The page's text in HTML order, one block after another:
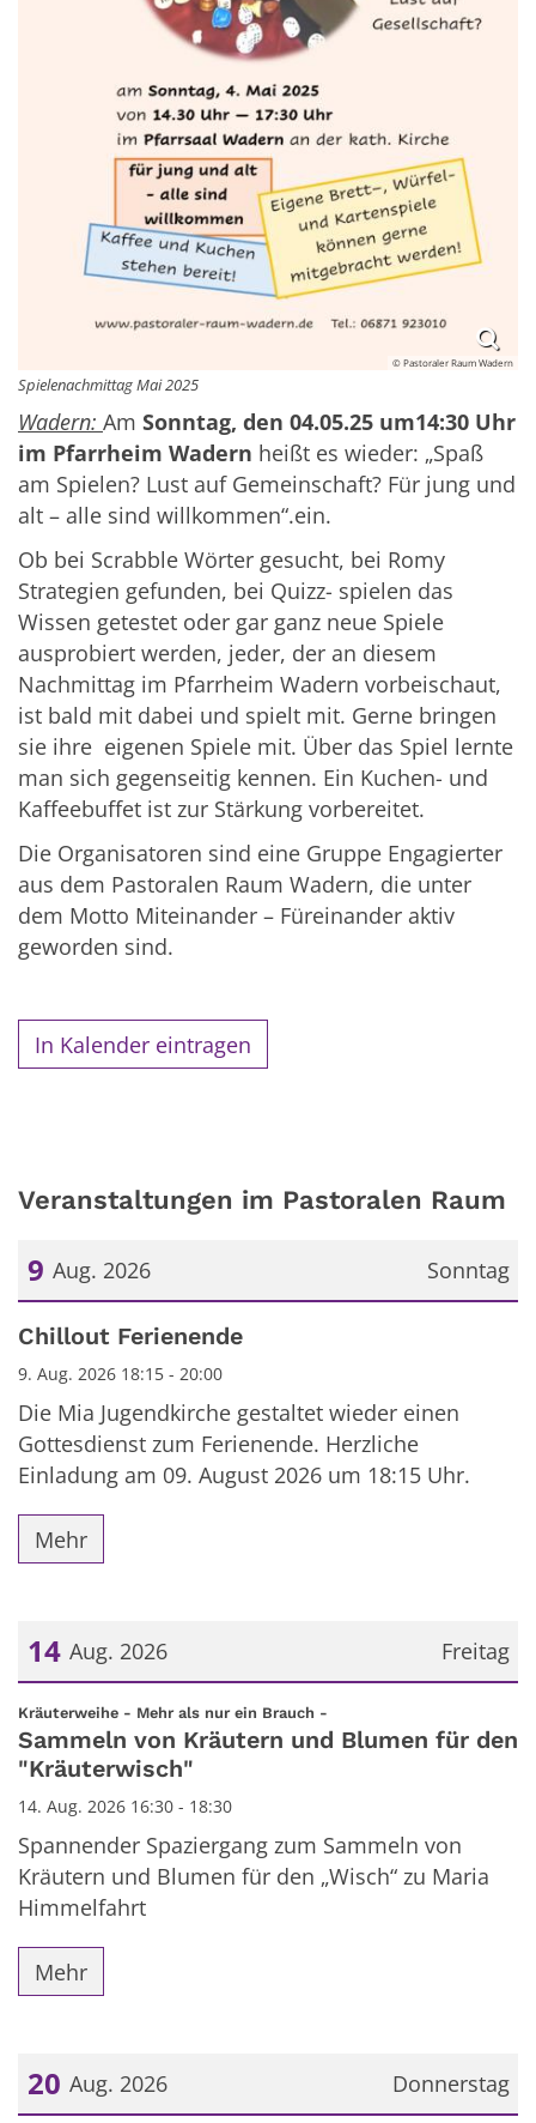
© Pastoraler Raum Wadern
Spielenachmittag Mai 2025
Wadern: Am Sonntag, den 04.05.25 um14:30 Uhr
im Pfarrheim Wadern heißt es wieder: „Spaß
am Spielen? Lust auf Gemeinschaft? Für jung und
alt – alle sind willkommen“.ein.
Ob bei Scrabble Wörter gesucht, bei Romy
Strategien gefunden, bei Quizz- spielen das
Wissen getestet oder gar ganz neue Spiele
ausprobiert werden, jeder, der an diesem
Nachmittag im Pfarrheim Wadern vorbeischaut,
ist bald mit dabei und spielt mit. Gerne bringen
sie ihre eigenen Spiele mit. Über das Spiel lernte
man sich gegenseitig kennen. Ein Kuchen- und
Kaffeebuffet ist zur Stärkung vorbereitet.
Die Organisatoren sind eine Gruppe Engagierter
aus dem Pastoralen Raum Wadern, die unter
dem Motto Miteinander – Füreinander aktiv
geworden sind.
In Kalender eintragen
Veranstaltungen im Pastoralen Raum
Sonntag
9 Aug. 2026
Datum: 9. August 2026
Chillout Ferienende
9. Aug. 2026 18:15 - 20:00
Die Mia Jugendkirche gestaltet wieder einen
Gottesdienst zum Ferienende. Herzliche
Einladung am 09. August 2026 um 18:15 Uhr.
Mehr
Freitag
14 Aug. 2026
Datum: 14. August 2026
Kräuterweihe - Mehr als nur ein Brauch -
Sammeln von Kräutern und Blumen für den
"Kräuterwisch"
14. Aug. 2026 16:30 - 18:30
Spannender Spaziergang zum Sammeln von
Kräutern und Blumen für den „Wisch“ zu Maria
Himmelfahrt
Mehr
Donnerstag
20 Aug. 2026